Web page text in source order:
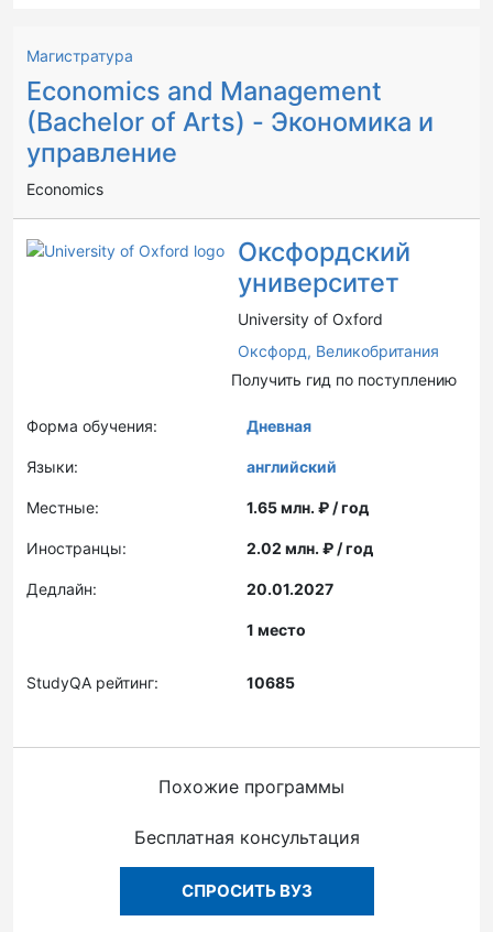
Магистратура
Economics and Management
(Bachelor of Arts) - Экономика и
управление
Economics
Оксфордский
университет
University of Oxford
Оксфорд, Великобритания
Получить гид по поступлению
Форма обучения: Дневная
Языки: английский
Местные: 1.65 млн. ₽ / год
Иностранцы: 2.02 млн. ₽ / год
Дедлайн: 20.01.2027
1 место
StudyQA рейтинг: 10685
Похожие программы
Бесплатная консультация
СПРОСИТЬ ВУЗ